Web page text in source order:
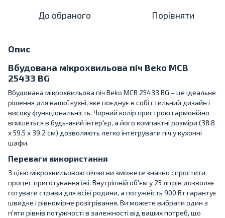
До обраного Порівняти
Опис
Вбудована мікрохвильова піч Beko MCB
25433 BG
Вбудована мікрохвильова піч Beko MCB 25433 BG – це ідеальне
рішення для вашої кухні, яке поєднує в собі стильний дизайн і
високу функціональність. Чорний колір пристрою гармонійно
впишеться в будь-який інтер'єр, а його компактні розміри (38.8
х 59.5 х 39.2 см) дозволяють легко інтегрувати піч у кухонні
шафи.
Переваги використання
З цією мікрохвильовою піччю ви зможете значно спростити
процес приготування їжі. Внутрішній об'єм у 25 літрів дозволяє
готувати страви для всієї родини, а потужність 900 Вт гарантує
швидке і рівномірне розігрівання. Ви можете вибрати один з
п'яти рівнів потужності в залежності від ваших потреб, що